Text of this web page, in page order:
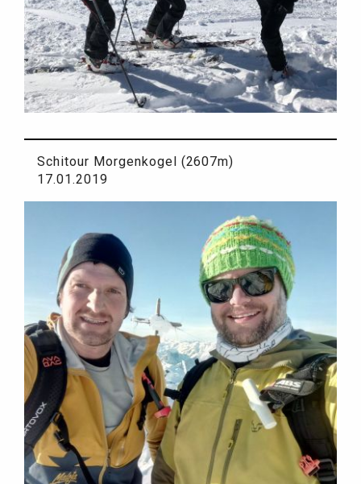
Schitour Morgenkogel (2607m)
17.01.2019